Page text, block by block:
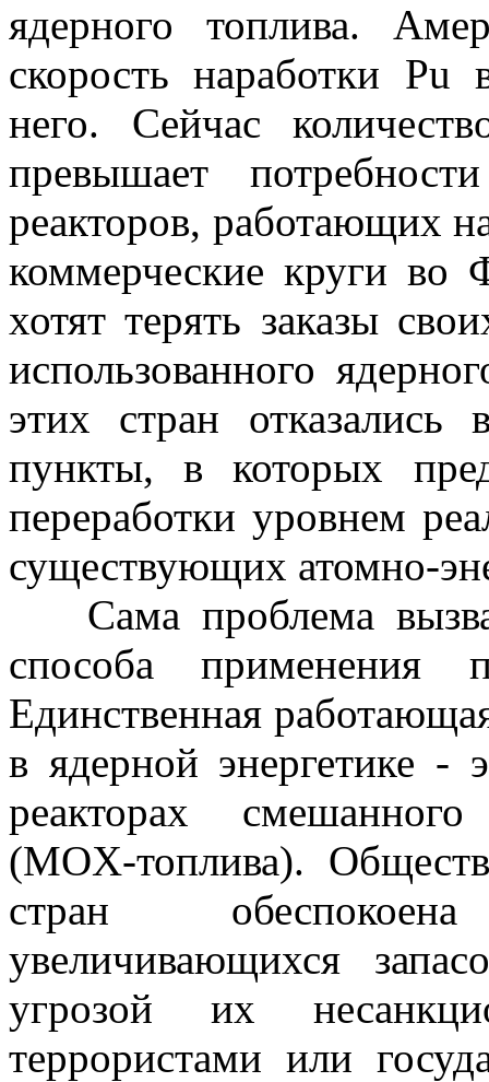
ядерного топлива.
скорость наработки Pu
него. Сейчас
превышает
реакторов, работающих
коммерческие круги во
хотят терять заказы
использованного
этих стран отказались
пункты, в которых
переработки уровнем
существующих атомно-
Сама проблема
способа
Единственная
в ядерной энергетике -
реакторах
(MOX-топлива).
стран
увеличивающихся
угрозой их
террористами или